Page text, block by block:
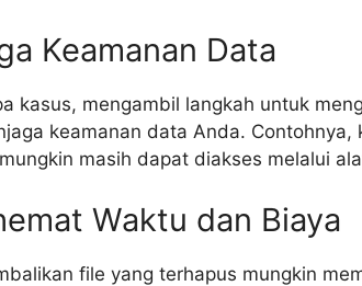
Keamanan Data
kasus, mengambil langkah untuk
keamanan data Anda.
masih dapat diakses melalui
Waktu dan Biaya
file yang terhapus mungkin